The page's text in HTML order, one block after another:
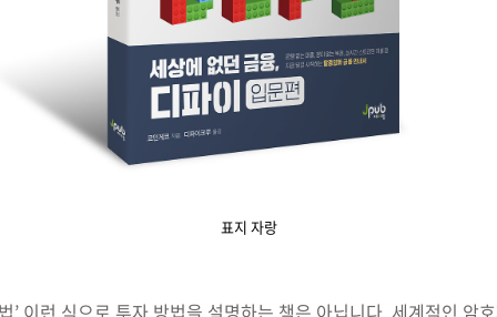
표지 자랑
’ 이런 식으로 투자 방법을 설명하는 책은 아닙니다. 세계적인 암